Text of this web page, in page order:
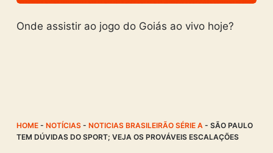
Onde assistir ao jogo do Goiás ao vivo hoje?
HOME- NOTÍCIAS- NOTICIAS BRASILEIRÃO SÉRIE A - SÃO PAULO
TEM DÚVIDAS DO SPORT; VEJA OS PROVÁVEIS ESCALAÇÕES